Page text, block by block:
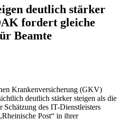
deutlich stärker
fordert gleiche
Beamte
Krankenversicherung (GKV)
deutlich stärker steigen als die
Schätzung des IT-Dienstleisters
Post“ in ihrer